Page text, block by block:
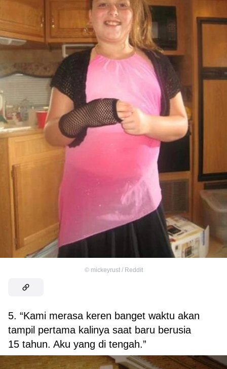
© mickeyrust / Reddit
5. “Kami merasa keren banget waktu akan
tampil pertama kalinya saat baru berusia
15 tahun. Aku yang di tengah.”